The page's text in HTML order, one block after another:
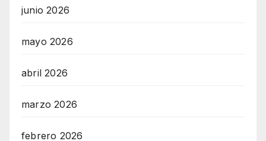
junio 2026
mayo 2026
abril 2026
marzo 2026
febrero 2026